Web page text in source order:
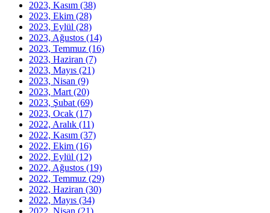
2023, Kasım (38)
2023, Ekim (28)
2023, Eylül (28)
2023, Ağustos (14)
2023, Temmuz (16)
2023, Haziran (7)
2023, Mayıs (21)
2023, Nisan (9)
2023, Mart (20)
2023, Şubat (69)
2023, Ocak (17)
2022, Aralık (11)
2022, Kasım (37)
2022, Ekim (16)
2022, Eylül (12)
2022, Ağustos (19)
2022, Temmuz (29)
2022, Haziran (30)
2022, Mayıs (34)
2022, Nisan (21)